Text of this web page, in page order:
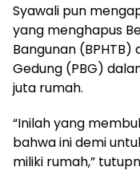
Syawali pun
yang menghapus
Bangunan
Gedung (PBG)
juta rumah.
“Inilah yang
bahwa ini demi
miliki rumah,”